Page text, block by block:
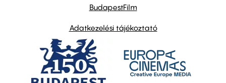
BudapestFilm
Adatkezelési tájékoztató